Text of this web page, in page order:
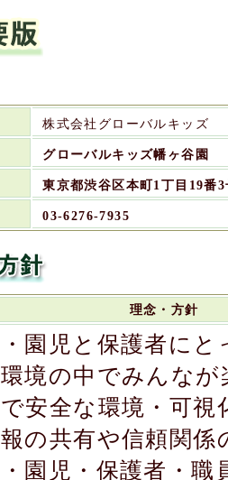
株式会社グローバルキッズ
グローバルキッズ幡ヶ谷園
東京都渋谷区本町1丁目19番3
03-6276-7935
理念・方針
・園児と保護者に
環境の中でみんな
で安全な環境・可視
報の共有や信頼関係
・園児・保護者・